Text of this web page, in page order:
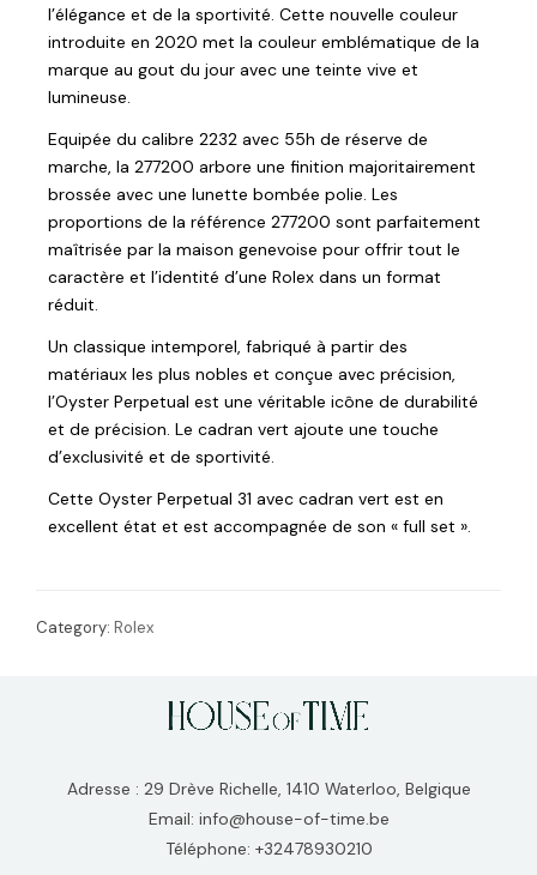
l’élégance et de la sportivité. Cette nouvelle couleur
introduite en 2020 met la couleur emblématique de la
marque au gout du jour avec une teinte vive et
lumineuse.
Equipée du calibre 2232 avec 55h de réserve de
marche, la 277200 arbore une finition majoritairement
brossée avec une lunette bombée polie. Les
proportions de la référence 277200 sont parfaitement
maîtrisée par la maison genevoise pour offrir tout le
caractère et l’identité d’une Rolex dans un format
réduit.
Un classique intemporel, fabriqué à partir des
matériaux les plus nobles et conçue avec précision,
l’Oyster Perpetual est une véritable icône de durabilité
et de précision. Le cadran vert ajoute une touche
d’exclusivité et de sportivité.
Cette Oyster Perpetual 31 avec cadran vert est en
excellent état et est accompagnée de son « full set ».
Category: Rolex
Adresse : 29 Drève Richelle, 1410 Waterloo, Belgique
Email: info@house-of-time.be
Téléphone: +32478930210